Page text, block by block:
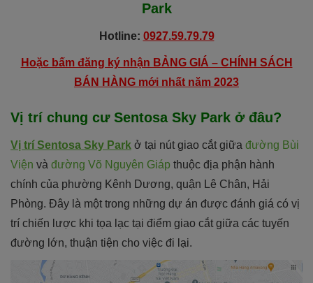
Park
Hotline: 0927.59.79.79
Hoặc bấm đăng ký nhận BẢNG GIÁ – CHÍNH SÁCH
BÁN HÀNG mới nhất năm 2023
Vị trí chung cư Sentosa Sky Park ở đâu?
Vị trí Sentosa Sky Park ở tại nút giao cắt giữa đường Bùi
Viện và đường Võ Nguyên Giáp thuộc địa phận hành
chính của phường Kênh Dương, quận Lê Chân, Hải
Phòng. Đây là một trong những dự án được đánh giá có vị
trí chiến lược khi tọa lạc tại điểm giao cắt giữa các tuyến
đường lớn, thuận tiện cho việc đi lại.